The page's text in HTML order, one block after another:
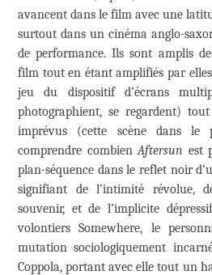
avancent dans le film avec une
surtout dans un cinéma anglo-
de performance. Ils sont amplis
film tout en étant amplifiés par
jeu du dispositif d’écrans
photographient, se regardent)
imprévus (cette scène dans
comprendre combienAftersun est
plan-séquence dans le reflet noir
signifiant de l’intimité révolue,
souvenir, et de l’implicite
volontiers Somewhere, le
mutation sociologiquement
Coppola, portant avec elle tout un